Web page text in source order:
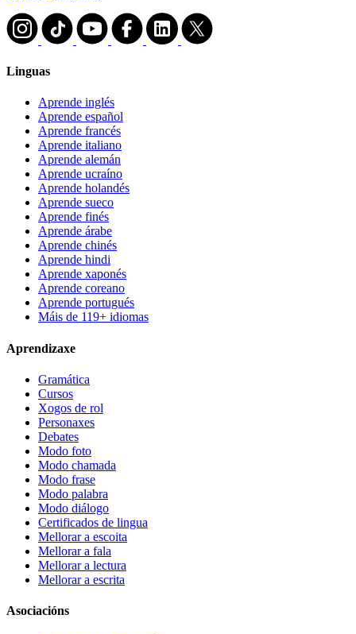
Linguas
Aprende inglés
Aprende español
Aprende francés
Aprende italiano
Aprende alemán
Aprende ucraíno
Aprende holandés
Aprende sueco
Aprende finés
Aprende árabe
Aprende chinés
Aprende hindi
Aprende xaponés
Aprende coreano
Aprende portugués
Máis de 119+ idiomas
Aprendizaxe
Gramática
Cursos
Xogos de rol
Personaxes
Debates
Modo foto
Modo chamada
Modo frase
Modo palabra
Modo diálogo
Certificados de lingua
Mellorar a escoita
Mellorar a fala
Mellorar a lectura
Mellorar a escrita
Asociacións